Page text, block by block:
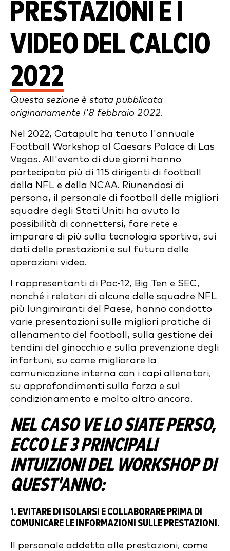
PRESTAZIONI E I
VIDEO DEL CALCIO
2022
Questa sezione è stata pubblicata
originariamente l'8 febbraio 2022.
Nel 2022, Catapult ha tenuto l'annuale
Football Workshop al Caesars Palace di Las
Vegas. All'evento di due giorni hanno
partecipato più di 115 dirigenti di football
della NFL e della NCAA. Riunendosi di
persona, il personale di football delle migliori
squadre degli Stati Uniti ha avuto la
possibilità di connettersi, fare rete e
imparare di più sulla tecnologia sportiva, sui
dati delle prestazioni e sul futuro delle
operazioni video.
I rappresentanti di Pac-12, Big Ten e SEC,
nonché i relatori di alcune delle squadre NFL
più lungimiranti del Paese, hanno condotto
varie presentazioni sulle migliori pratiche di
allenamento del football, sulla gestione dei
tendini del ginocchio e sulla prevenzione degli
infortuni, su come migliorare la
comunicazione interna con i capi allenatori,
su approfondimenti sulla forza e sul
condizionamento e molto altro ancora.
NEL CASO VE LO SIATE PERSO,
ECCO LE 3 PRINCIPALI
INTUIZIONI DEL WORKSHOP DI
QUEST'ANNO:
1. EVITARE DI ISOLARSI E COLLABORARE PRIMA DI
COMUNICARE LE INFORMAZIONI SULLE PRESTAZIONI.
Il personale addetto alle prestazioni, come